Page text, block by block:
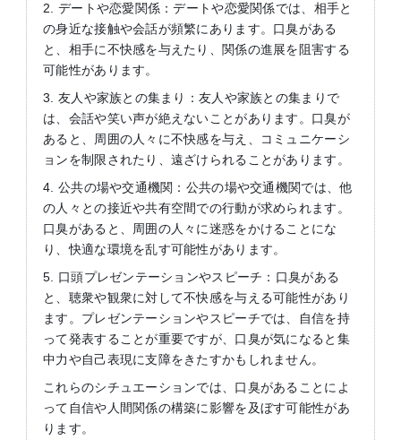
2. デートや恋愛関係：デートや恋愛関係では、相手と
の身近な接触や会話が頻繁にあります。口臭がある
と、相手に不快感を与えたり、関係の進展を阻害する
可能性があります。
3. 友人や家族との集まり：友人や家族との集まりで
は、会話や笑い声が絶えないことがあります。口臭が
あると、周囲の人々に不快感を与え、コミュニケーシ
ョンを制限されたり、遠ざけられることがあります。
4. 公共の場や交通機関：公共の場や交通機関では、他
の人々との接近や共有空間での行動が求められます。
口臭があると、周囲の人々に迷惑をかけることにな
り、快適な環境を乱す可能性があります。
5. 口頭プレゼンテーションやスピーチ：口臭がある
と、聴衆や観衆に対して不快感を与える可能性があり
ます。プレゼンテーションやスピーチでは、自信を持
って発表することが重要ですが、口臭が気になると集
中力や自己表現に支障をきたすかもしれません。
これらのシチュエーションでは、口臭があることによ
って自信や人間関係の構築に影響を及ぼす可能性があ
ります。